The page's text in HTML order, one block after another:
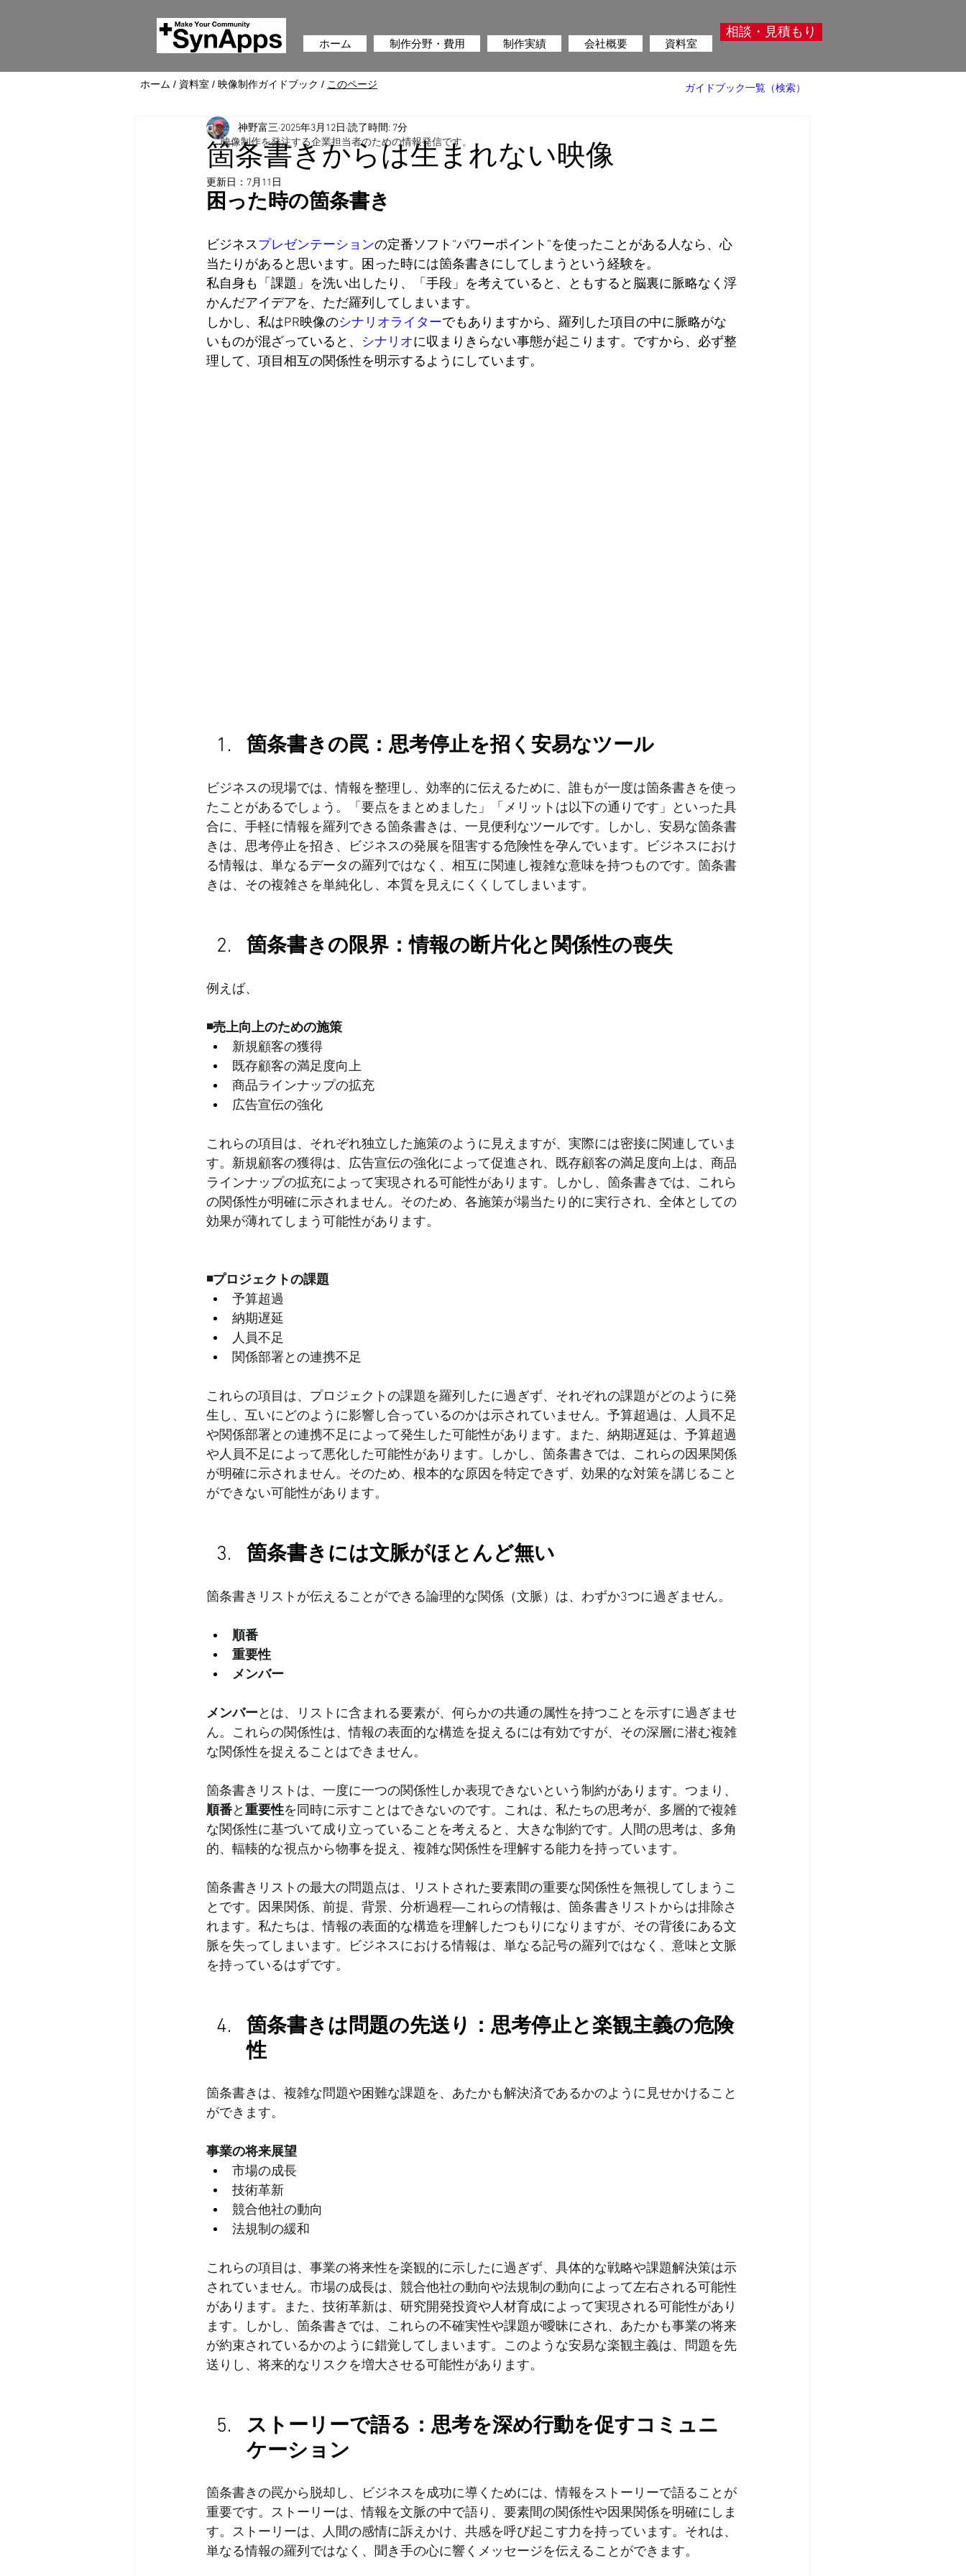
ホーム 制作分野・費用 制作実績 会社概要 資料室
相談・見積もり
ホーム / 資料室 / 映像制作ガイドブック / このページ ガイドブック一覧（検索）
箇条書きからは生まれない映像
神野富三 2025年3月12日 読了時間: 7分
更新日： 7月11日
困った時の箇条書き
ビジネスプレゼンテーションの定番ソフト“パワーポイント”を使ったことがある人なら、心
当たりがあると思います。困った時には箇条書きにしてしまうという経験を。
私自身も「課題」を洗い出したり、「手段」を考えていると、ともすると脳裏に脈略なく浮
かんだアイデアを、ただ羅列してしまいます。
しかし、私はPR映像のシナリオライターでもありますから、羅列した項目の中に脈略がな
いものが混ざっていると、 シナリオに収まりきらない事態が起こります。ですから、必ず整
理して、項目相互の関係性を明示するようにしています。
箇条書きの罠：思考停止を招く安易なツール
ビジネスの現場では、情報を整理し、効率的に伝えるために、誰もが一度は箇条書きを使っ
たことがあるでしょう。「要点をまとめました」「メリットは以下の通りです」といった具
合に、手軽に情報を羅列できる箇条書きは、一見便利なツールです。しかし、安易な箇条書
きは、思考停止を招き、ビジネスの発展を阻害する危険性を孕んでいます。ビジネスにおけ
る情報は、単なるデータの羅列ではなく、相互に関連し複雑な意味を持つものです。箇条書
きは、その複雑さを単純化し、本質を見えにくくしてしまいます。
箇条書きの限界：情報の断片化と関係性の喪失
例えば、
◾️売上向上のための施策
新規顧客の獲得
既存顧客の満足度向上
商品ラインナップの拡充
広告宣伝の強化
これらの項目は、それぞれ独立した施策のように見えますが、実際には密接に関連していま
す。新規顧客の獲得は、広告宣伝の強化によって促進され、既存顧客の満足度向上は、商品
ラインナップの拡充によって実現される可能性があります。しかし、箇条書きでは、これら
の関係性が明確に示されません。そのため、各施策が場当たり的に実行され、全体としての
効果が薄れてしまう可能性があります。
◾️プロジェクトの課題
予算超過
納期遅延
人員不足
関係部署との連携不足
これらの項目は、プロジェクトの課題を羅列したに過ぎず、それぞれの課題がどのように発
生し、互いにどのように影響し合っているのかは示されていません。予算超過は、人員不足
や関係部署との連携不足によって発生した可能性があります。また、納期遅延は、予算超過
や人員不足によって悪化した可能性があります。しかし、箇条書きでは、これらの因果関係
が明確に示されません。そのため、根本的な原因を特定できず、効果的な対策を講じること
ができない可能性があります。
箇条書きには文脈がほとんど無い
箇条書きリストが伝えることができる論理的な関係（文脈）は、わずか3つに過ぎません。
順番
重要性
メンバー
メンバーとは、リストに含まれる要素が、何らかの共通の属性を持つことを示すに過ぎませ
ん。これらの関係性は、情報の表面的な構造を捉えるには有効ですが、その深層に潜む複雑
な関係性を捉えることはできません。
箇条書きリストは、一度に一つの関係性しか表現できないという制約があります。つまり、
順番と重要性を同時に示すことはできないのです。これは、私たちの思考が、多層的で複雑
な関係性に基づいて成り立っていることを考えると、大きな制約です。人間の思考は、多角
的、輻輳的な視点から物事を捉え、複雑な関係性を理解する能力を持っています。
箇条書きリストの最大の問題点は、リストされた要素間の重要な関係性を無視してしまうこ
とです。因果関係、前提、背景、分析過程―これらの情報は、箇条書きリストからは排除さ
れます。私たちは、情報の表面的な構造を理解したつもりになりますが、その背後にある文
脈を失ってしまいます。ビジネスにおける情報は、単なる記号の羅列ではなく、意味と文脈
を持っているはずです。
箇条書きは問題の先送り：思考停止と楽観主義の危険
性
箇条書きは、複雑な問題や困難な課題を、あたかも解決済であるかのように見せかけること
ができます。
事業の将来展望
市場の成長
技術革新
競合他社の動向
法規制の緩和
これらの項目は、事業の将来性を楽観的に示したに過ぎず、具体的な戦略や課題解決策は示
されていません。市場の成長は、競合他社の動向や法規制の動向によって左右される可能性
があります。また、技術革新は、研究開発投資や人材育成によって実現される可能性があり
ます。しかし、箇条書きでは、これらの不確実性や課題が曖昧にされ、あたかも事業の将来
が約束されているかのように錯覚してしまいます。このような安易な楽観主義は、問題を先
送りし、将来的なリスクを増大させる可能性があります。
ストーリーで語る：思考を深め行動を促すコミュニ
ケーション
箇条書きの罠から脱却し、ビジネスを成功に導くためには、情報をストーリーで語ることが
重要です。ストーリーは、情報を文脈の中で語り、要素間の関係性や因果関係を明確にしま
す。ストーリーは、人間の感情に訴えかけ、共感を呼び起こす力を持っています。それは、
単なる情報の羅列ではなく、聞き手の心に響くメッセージを伝えることができます。
映像制作を発注する企業担当者のための情報発信です。